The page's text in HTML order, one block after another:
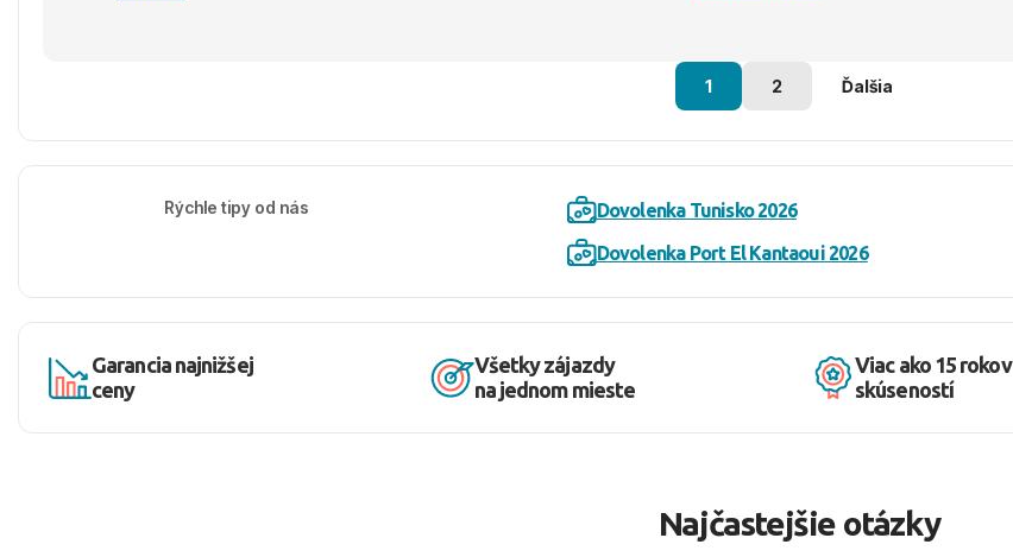
1 2 Ďalšia
Rýchle tipy od nás Dovolenka Tunisko 2026
Dovolenka Port El Kantaoui 2026
Garancia najnižšej
ceny
Všetky zájazdy
na jednom mieste
Viac ako 15 rokov
skúseností
Najčastejšie otázky